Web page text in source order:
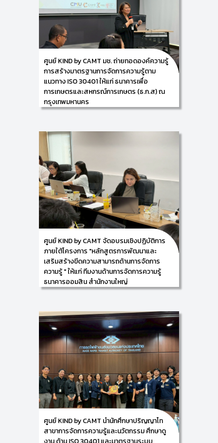
นวัตกรรม/ หัวหน้าศูนย์การพัฒนาองค์ความรู้และ
นวัตกรรม (Knowledge and Innovation
Development: KIND) พร้อมด้วย ผู้ช่วยศาสตราจารย์
ดร.เฉลิมพล คงจิตต์ ผู้ช่วยศาสตราจารย์ ดร.อัครพล นิม
มลรัตน์ และนางสาวธณัฐพร จันทร์แสง จัดอบรมเชิง
ปฏิบัติการผ่านระบบออนไลน์ (Zoom) ในหัวข้อ การตรวจ
ประเมินภายในตามกรอบมาตรฐาน ISO 30401: 2018 ภาย
ใต้โครงการ "หลักสูตรการพัฒนาและเสริมสร้างขีดความ
สามารถด้านการจัดการความรู้ " ให้แก่ ทีมงานด้านการ
จัดการความรู้ ธนาคารออมสิน สำนักงานใหญ่ ในวันที่ 13
พฤศจิกายน2568 ณ วิทยาลัยศิลปะ สื่อ และเทคโนโลยี
ศูนย์ KIND by CAMT มช. ถ่ายทอดองค์ความรู้
การสร้างมาตรฐานการจัดการความรู้ตาม
แนวทาง ISO 30401 ให้แก่ ธนาคารเพื่อ
การเกษตรและสหกรณ์การเกษตร (ธ.ก.ส) ณ
กรุงเทพมหานคร
(Knowledge and Innovation Development: KIND)
วิทยาลัยศิลปะ สื่อ และเทคโนโลยี มหาวิทยาลัยเชียงใหม่
ร่วมกับ ธนาคารเพื่อการเกษตรและสหกรณ์การเกษตร
(ธ.ก.ส) โดยมี ผู้ช่วยศาสตราจารย์ ดร.อัจฉรา คำอักษร ผู้
ปฏิบัติหน้าที่ช่วยคณบดี ด้านการพัฒนาองค์ความรู้และ
การจัดการนวัตกรรม/ หัวหน้าศูนย์การพัฒนาองค์ความรู้
และนวัตกรรม (Knowledge and Innovation
Development: KIND) พร้อมคณะทำงาน ดำเนินกิจกรรม
การฝึกอบรมเชิงปฏิบัติการ เรื่อง การจัดทำเอกสารตาม
กรอบมาตรฐาน ISO 30401: 2018 (ครั้งที่ 3) โดยมีเนื้อหา
เกี่ยวกับระบบการควบคุมเอกสารในองค์กรด้านการจัดการ
ความรู้ การจัดทำระเบียบวิธีปฏิบัติ เรื่อง การควบคุม
เอกสาร และการจัดทำระเบียบวิธีปฏิบัติ เรื่อง การฝึกอบรม
ให้แก่ ผู้บริหาร และบุคลากรตัวแทนจากส่วนงานที่ร่วมขับ
เคลื่อนการจัดการความรู้ขององค์กร ทั้งจากฝ่ายกิจการ
สาขาภาค และสำนักงานใหญ่ เพื่อพัฒนาความรู้และเตรียม
พร้อมพัฒนาระบบฯ สู่การรับรองมาตรฐาน ISO 30401 :
2018 ในวันจันทร์ที่ 10 พฤศจิกายน 2568 ณ ธนาคารเพื่อ
การเกษตรและสหกรณ์การเกษตร (ธ.ก.ส)
กรุงเทพมหานคร โดยมีผู้เข้าร่วมกิจกรรมในครั้งนี้จำนวน
32 ท่าน
ศูนย์ KIND by CAMT จัดอบรมเชิงปฏิบัติการ
ภายใต้โครงการ "หลักสูตรการพัฒนาและ
เสริมสร้างขีดความสามารถด้านการจัดการ
ความรู้ " ให้แก่ ทีมงานด้านการจัดการความรู้
ธนาคารออมสิน สำนักงานใหญ่
(Knowledge and Innovation Development: KIND)
วิทยาลัยศิลปะ สื่อ และเทคโนโลยี มหาวิทยาลัยเชียงใหม่
ร่วมกับ ธนาคารออมสิน สำนักงานใหญ่ นำโดย ผู้ช่วย
ศาสตราจารย์ ดร.อัจฉรา คำอักษร ผู้ปฏิบัติหน้าที่ช่วย
คณบดี ด้านการพัฒนาองค์ความรู้และการจัดการ
นวัตกรรม/ หัวหน้าศูนย์การพัฒนาองค์ความรู้และ
Development: KIND) พร้อมด้วยคณะทำงาน ดำเนินการ
จัดอบรมเชิงปฏิบัติการภายใต้โครงการ "หลักสูตรการ
พัฒนาและเสริมสร้างขีดความสามารถด้านการจัดการ
ความรู้ " ให้แก่ ทีมงานด้านการจัดการความรู้ ธนาคาร
ออมสิน สำนักงานใหญ่ เพื่อยกระดับระบบการจัดการความ
รู้ให้สอดคล้องกับ มาตรฐานสากล ISO 30401:2018 และ
ขับเคลื่อนองค์กรสู่การเป็น องค์กรแห่งการเรียนรู้อย่าง
ยั่งยืน (Learning Organization) ในระหว่างวันที่ 6 – 7
พฤศจิกายน 2568 ซึ่งหัวข้อในการอบรมครั้งนี้คือ “การ
ตรวจประเมินภายในตามกรอบมาตรฐาน ISO 30401:
ศูนย์ KIND by CAMT นำนักศึกษาปริญญาโท
สาขาการจัดการความรู้และนวัตกรรม ศึกษาดู